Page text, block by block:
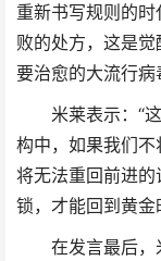
重新书写规则的
败的处方，这是
要治愈的大流行病
米莱表示：“
构中，如果我们
将无法重回前进
锁，才能回到黄金
在发言最后，